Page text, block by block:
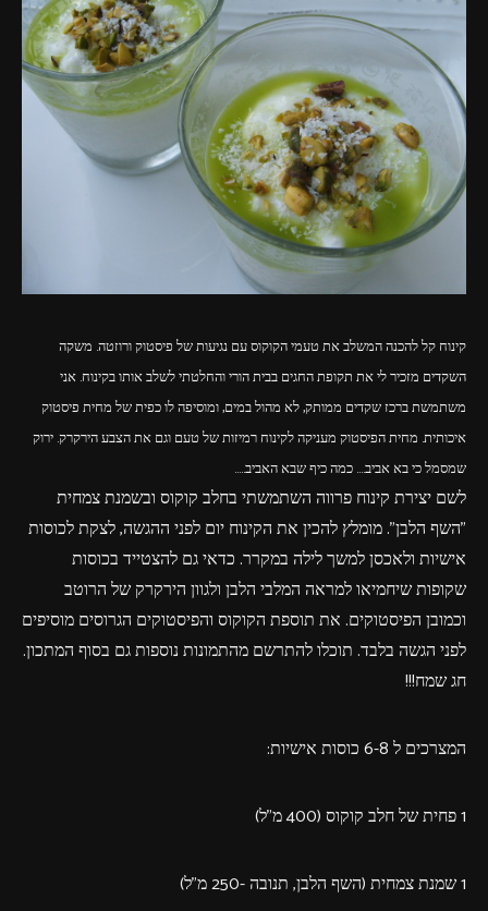
פרסומות,
מדיה
קינוח קל להכנה המשלב את טעמי הקוקוס עם נגיעות של פיסטוק ורוזטה. משקה
השקדים מזכיר לי את תקופת החגים בבית הורי והחלטתי לשלב אותו בקינוח. אני
משתמשת ברכז שקדים ממותק, לא מהול במים, ומוסיפה לו כפית של מחית פיסטוק
איכותית. מחית הפיסטוק מעניקה לקינוח רמיזות של טעם וגם את הצבע הירקרק. ירוק
שמסמל כי בא אביב…. כמה כיף שבא האביב…..
לשם יצירת קינוח פרווה השתמשתי בחלב קוקוס ובשמנת צמחית
"השף הלבן". מומלץ להכין את הקינוח יום לפני ההגשה, לצקת לכוסות
אישיות ולאכסן למשך לילה במקרר. כדאי גם להצטייד בכוסות
שקופות שיחמיאו למראה המלבי הלבן ולגוון הירקרק של הרוטב
וכמובן הפיסטוקים. את תוספת הקוקוס והפיסטוקים הגרוסים מוסיפים
לפני הגשה בלבד. תוכלו להתרשם מהתמונות נוספות גם בסוף המתכון.
חג שמח!!!
המצרכים ל 6-8 כוסות אישיות:
1 פחית של חלב קוקוס (400 מ"ל)
1 שמנת צמחית (השף הלבן, תנובה -250 מ"ל)